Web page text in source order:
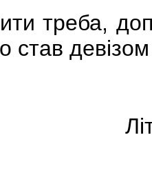
треба,
став